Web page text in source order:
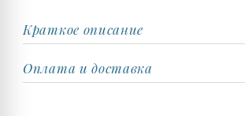
Краткое описание
Оплата и доставка